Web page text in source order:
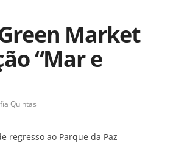
Market
“Mar e
Quintas
regresso ao Parque da Paz